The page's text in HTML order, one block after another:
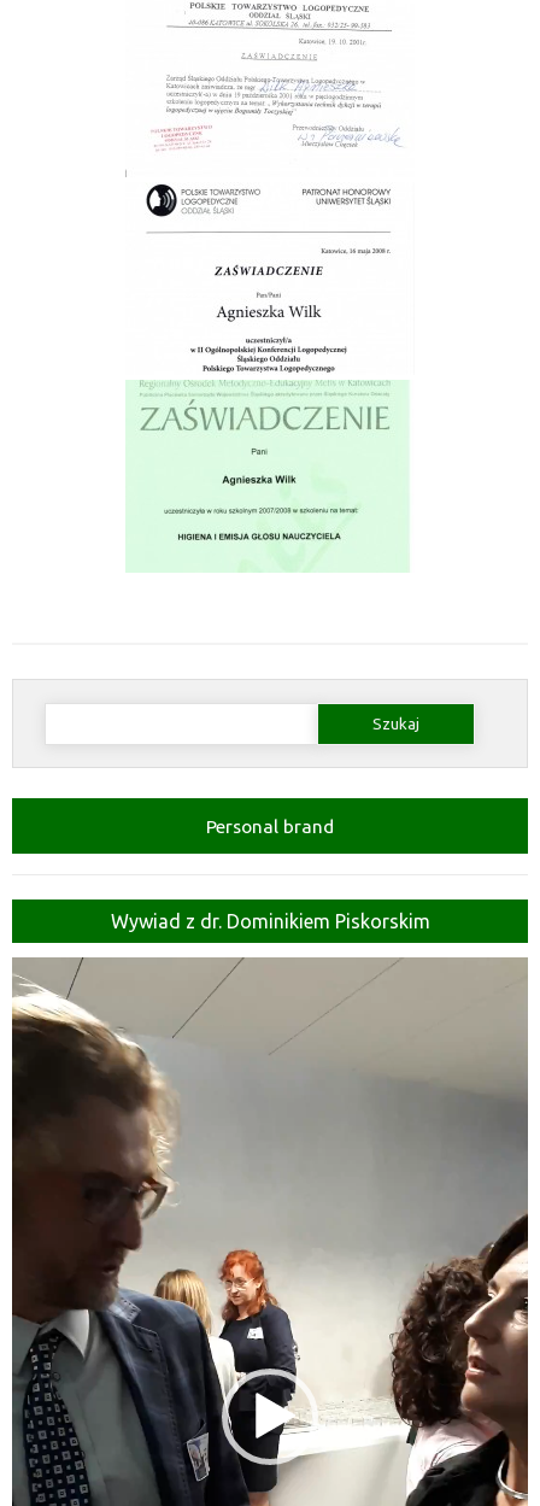
Szukaj:
Personal brand
Wywiad z dr. Dominikiem Piskorskim
Odtwarzacz
video